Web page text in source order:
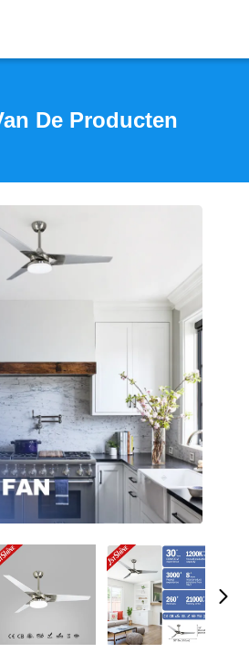
De Producten